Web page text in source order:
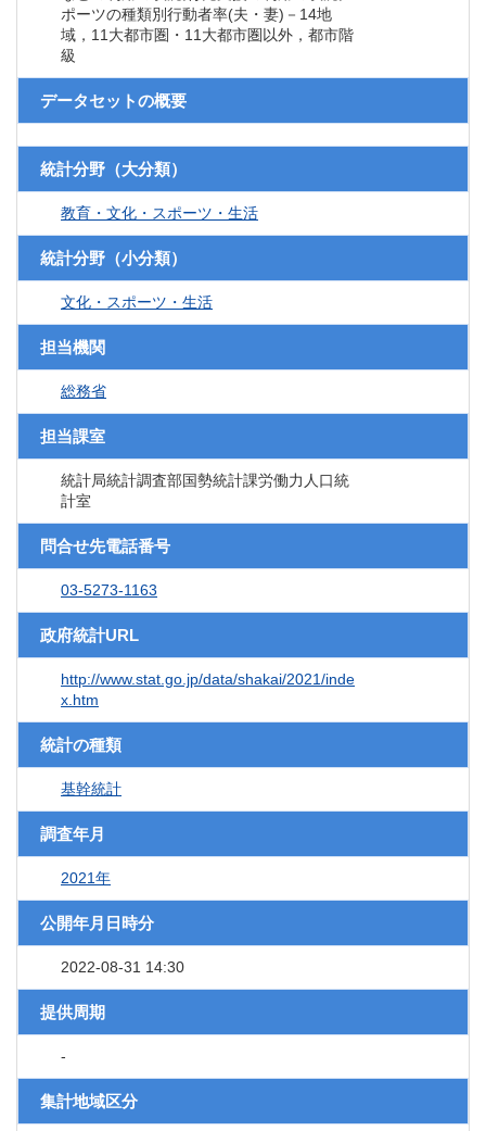
ポーツの種類別行動者率(夫・妻)－14地
域，11大都市圏・11大都市圏以外，都市階
級
データセットの概要
統計分野（大分類）
教育・文化・スポーツ・生活
統計分野（小分類）
文化・スポーツ・生活
担当機関
総務省
担当課室
統計局統計調査部国勢統計課労働力人口統
計室
問合せ先電話番号
03-5273-1163
政府統計URL
http://www.stat.go.jp/data/shakai/2021/inde
x.htm
統計の種類
基幹統計
調査年月
2021年
公開年月日時分
2022-08-31 14:30
提供周期
-
集計地域区分